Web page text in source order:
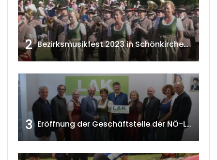
2 Bezirksmusikfest 2023 in Schönkirchen-Reyersdorf
3 Eröffnung der Geschäftstelle der NÖ-Landarbeiterkammer in Mistelbach w4tv174